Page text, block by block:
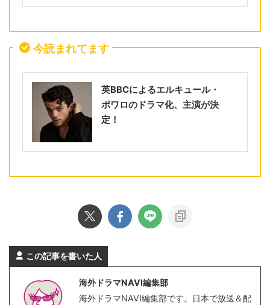
今読まれてます
英BBCによるエルキュール・
ポワロのドラマ化、主演が決
定！
この記事を書いた人
海外ドラマNAVI編集部
海外ドラマNAVI編集部です。日本で放送＆配